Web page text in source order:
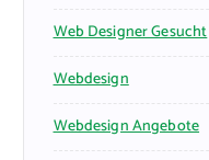
Web Designer Gesucht
Webdesign
Webdesign Angebote